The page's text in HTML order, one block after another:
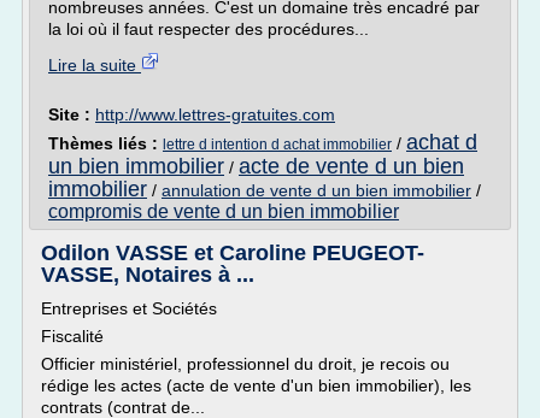
nombreuses années. C'est un domaine très encadré par
la loi où il faut respecter des procédures...
Lire la suite
Site : http://www.lettres-gratuites.com
Thèmes liés : lettre d intention d achat immobilier / achat d
un bien immobilier / acte de vente d un bien
immobilier / annulation de vente d un bien immobilier /
compromis de vente d un bien immobilier
Odilon VASSE et Caroline PEUGEOT-
VASSE, Notaires à ...
Entreprises et Sociétés
Fiscalité
Officier ministériel, professionnel du droit, je recois ou
rédige les actes (acte de vente d'un bien immobilier), les
contrats (contrat de...